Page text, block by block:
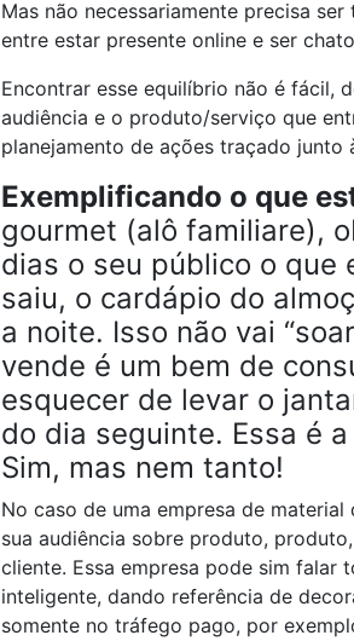
Mas não necessariamente precisa
entre estar presente online e ser
Encontrar esse equilíbrio não é fácil,
audiência e o produto/serviço que
planejamento de ações traçado junto
Exemplificando o que
gourmet (alô familiare),
dias o seu público o que
saiu, o cardápio do
a noite. Isso não vai
vende é um bem de
esquecer de levar o
do dia seguinte. Essa é
Sim, mas nem tanto!
No caso de uma empresa de
sua audiência sobre produto,
cliente. Essa empresa pode sim falar
inteligente, dando referência de
somente no tráfego pago, por